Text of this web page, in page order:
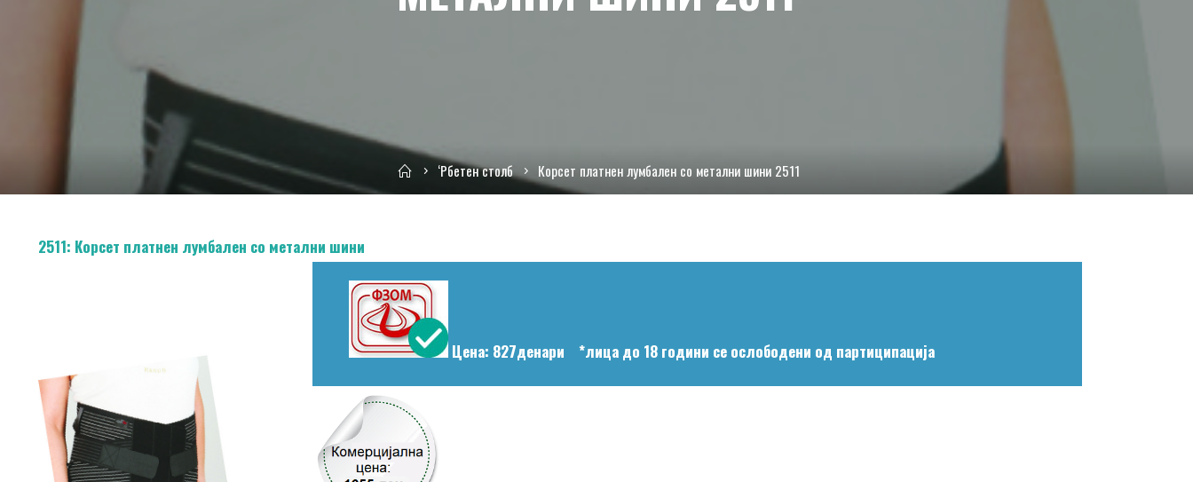
Home‘Рбетен столб Корсет платнен лумбален со метални шини 2511
2511: Корсет платнен лумбален со метални шини
Цена: 827денари *лица до 18 години се ослободени од партиципација